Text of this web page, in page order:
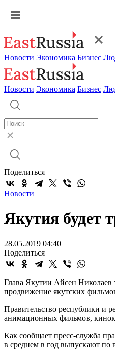
Новости Экономика Бизнес
Новости Экономика Бизнес
Поделиться
Новости
Якутия будет
28.05.2019 04:40
Поделиться
Глава Якутии Айсен Николаев
продвижение якутских
Правительство республики и
анимационных фильмов,
Как сообщает пресс-служба
в среднем в год выпускают по